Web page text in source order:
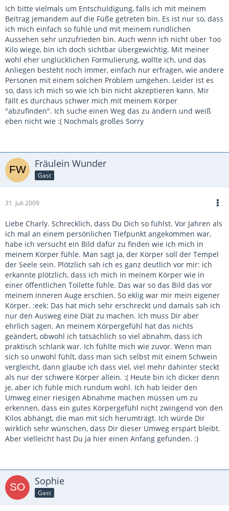
Ich bitte vielmals um Entschuldigung, falls ich mit meinem
Beitrag jemandem auf die Füße getreten bin. Es ist nur so, dass
ich mich einfach so fühle und mit meinem rundlichen
Aussehen sehr unzufrieden bin. Auch wenn ich nicht über 1oo
Kilo wiege, bin ich doch sichtbar übergewichtig. Mit meiner
wohl eher unglücklichen Formulierung, wollte ich, und das
Anliegen besteht noch immer, einfach nur erfragen, wie andere
Personen mit einem solchen Problem umgehen. Leider ist es
so, dass ich mich so wie ich bin nicht akzeptieren kann. Mir
fällt es durchaus schwer mich mit meinem Körper
"abzufinden". Ich suche einen Weg das zu ändern und weiß
eben nicht wie :( Nochmals großes Sorry
Fräulein Wunder
Gast
31. Juli 2009
Liebe Charly. Schrecklich, dass Du Dich so fühlst. Vor Jahren als
ich mal an einem persönlichen Tiefpunkt angekommen war,
habe ich versucht ein Bild dafür zu finden wie ich mich in
meinem Körper fühle. Man sagt ja, der Körper soll der Tempel
der Seele sein. Plötzlich sah ich es ganz deutlich vor mir: ich
erkannte plötzlich, dass ich mich in meinem Körper wie in
einer öffentlichen Toilette fühle. Das war so das Bild das vor
meinem inneren Auge erschien. So eklig war mir mein eigener
Körper. :eek: Das hat mich sehr erschreckt und damals sah ich
nur den Ausweg eine Diät zu machen. Ich muss Dir aber
ehrlich sagen. An meinem Körpergefühl hat das nichts
geändert, obwohl ich tatsächlich so viel abnahm, dass ich
praktisch schlank war. Ich fühlte mich wie zuvor. Wenn man
sich so unwohl fühlt, dass man sich selbst mit einem Schwein
vergleicht, dann glaube ich dass viel, viel mehr dahinter steckt
als nur der schwere Körper allein. :( Heute bin ich dicker denn
je, aber ich fühle mich rundum wohl. Ich hab leider den
Umweg einer riesigen Abnahme machen müssen um zu
erkennen, dass ein gutes Körpergefühl nicht zwingend von den
Kilos abhängt, die man mit sich herumträgt. Ich würde Dir
wirklich sehr wünschen, dass Dir dieser Umweg erspart bleibt.
Aber vielleicht hast Du ja hier einen Anfang gefunden. :)
Sophie
Gast